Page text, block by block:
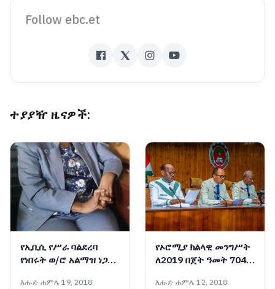
Follow ebc.et
ተያያዥ ዜናዎች:
የኢቢሲ የሥራ ባልደረባ
የነበሩት ወ/ሮ አልማዝ ነጋሽ
እሑድ ሐምሌ 19, 2018
የኦሮሚያ ክልላዊ መንግሥት
ለ2019 በጀት ዓመት 704
እሑድ ሐምሌ 12, 2018